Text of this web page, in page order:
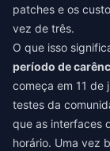
patches e os
vez de três.
O que isso
período de
começa em 11
testes da
que as interfaces
horário. Uma vez